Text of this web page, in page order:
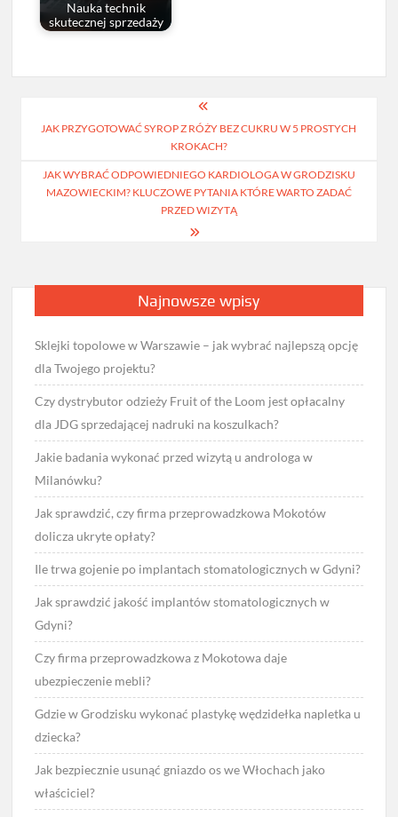
Nauka technik
skutecznej sprzedaży
wpisu
JAK PRZYGOTOWAĆ SYROP Z RÓŻY BEZ CUKRU W 5 PROSTYCH
KROKACH?
JAK WYBRAĆ ODPOWIEDNIEGO KARDIOLOGA W GRODZISKU
MAZOWIECKIM? KLUCZOWE PYTANIA KTÓRE WARTO ZADAĆ
PRZED WIZYTĄ
Najnowsze wpisy
Sklejki topolowe w Warszawie – jak wybrać najlepszą opcję
dla Twojego projektu?
Czy dystrybutor odzieży Fruit of the Loom jest opłacalny
dla JDG sprzedającej nadruki na koszulkach?
Jakie badania wykonać przed wizytą u androloga w
Milanówku?
Jak sprawdzić, czy firma przeprowadzkowa Mokotów
dolicza ukryte opłaty?
Ile trwa gojenie po implantach stomatologicznych w Gdyni?
Jak sprawdzić jakość implantów stomatologicznych w
Gdyni?
Czy firma przeprowadzkowa z Mokotowa daje
ubezpieczenie mebli?
Gdzie w Grodzisku wykonać plastykę wędzidełka napletka u
dziecka?
Jak bezpiecznie usunąć gniazdo os we Włochach jako
właściciel?